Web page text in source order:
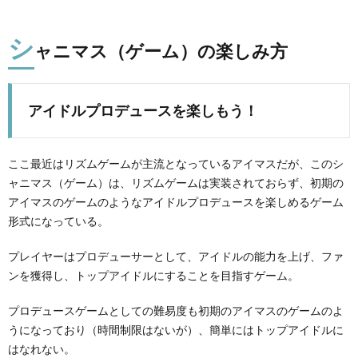
シャニマス（ゲーム）の楽しみ方
アイドルプロデュースを楽しもう！
ここ最近はリズムゲームが主流となっているアイマスだが、このシ
ャニマス（ゲーム）は、リズムゲームは実装されておらず、初期の
アイマスのゲームのようなアイドルプロデュースを楽しめるゲーム
形式になっている。
プレイヤーはプロデューサーとして、アイドルの能力を上げ、ファ
ンを獲得し、トップアイドルにすることを目指すゲーム。
プロデュースゲームとしての難易度も初期のアイマスのゲームのよ
うになっており（時間制限はないが）、簡単にはトップアイドルに
はなれない。